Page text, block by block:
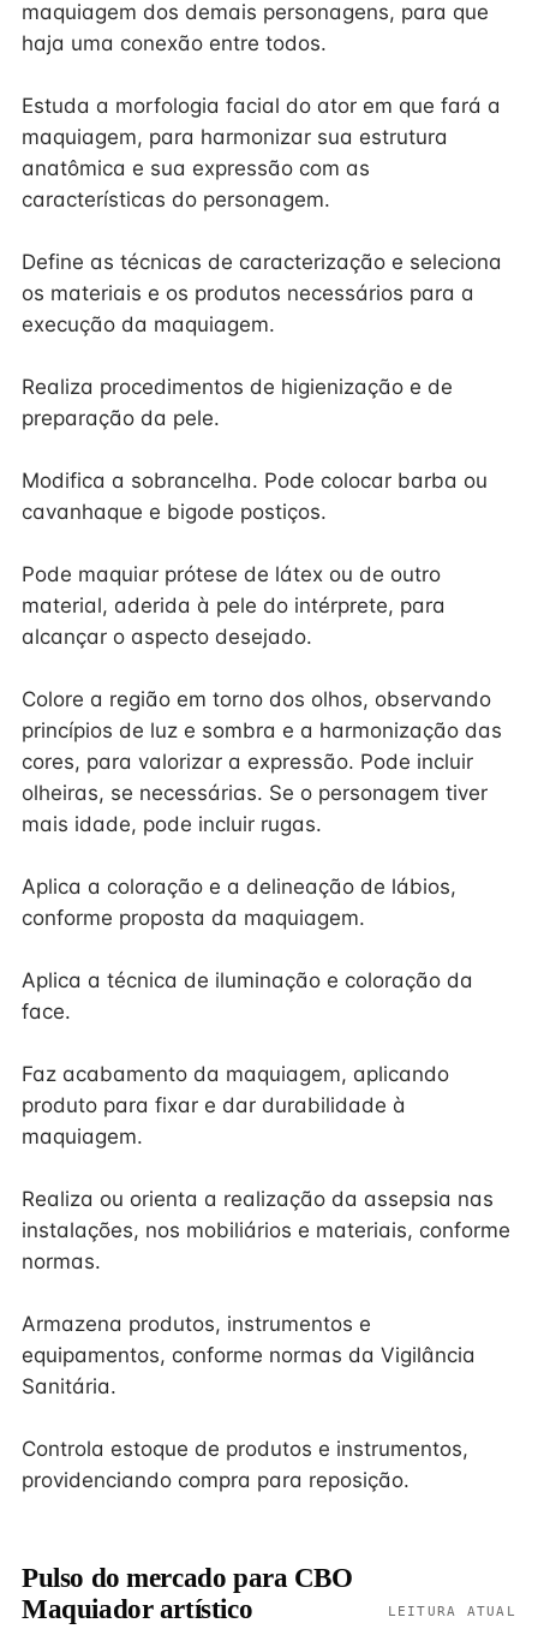
maquiagem dos demais personagens, para que
haja uma conexão entre todos.
Estuda a morfologia facial do ator em que fará a
maquiagem, para harmonizar sua estrutura
anatômica e sua expressão com as
características do personagem.
Define as técnicas de caracterização e seleciona
os materiais e os produtos necessários para a
execução da maquiagem.
Realiza procedimentos de higienização e de
preparação da pele.
Modifica a sobrancelha. Pode colocar barba ou
cavanhaque e bigode postiços.
Pode maquiar prótese de látex ou de outro
material, aderida à pele do intérprete, para
alcançar o aspecto desejado.
Colore a região em torno dos olhos, observando
princípios de luz e sombra e a harmonização das
cores, para valorizar a expressão. Pode incluir
olheiras, se necessárias. Se o personagem tiver
mais idade, pode incluir rugas.
Aplica a coloração e a delineação de lábios,
conforme proposta da maquiagem.
Aplica a técnica de iluminação e coloração da
face.
Faz acabamento da maquiagem, aplicando
produto para fixar e dar durabilidade à
maquiagem.
Realiza ou orienta a realização da assepsia nas
instalações, nos mobiliários e materiais, conforme
normas.
Armazena produtos, instrumentos e
equipamentos, conforme normas da Vigilância
Sanitária.
Controla estoque de produtos e instrumentos,
providenciando compra para reposição.
Pulso do mercado para CBO
Maquiador artístico
LEITURA ATUAL